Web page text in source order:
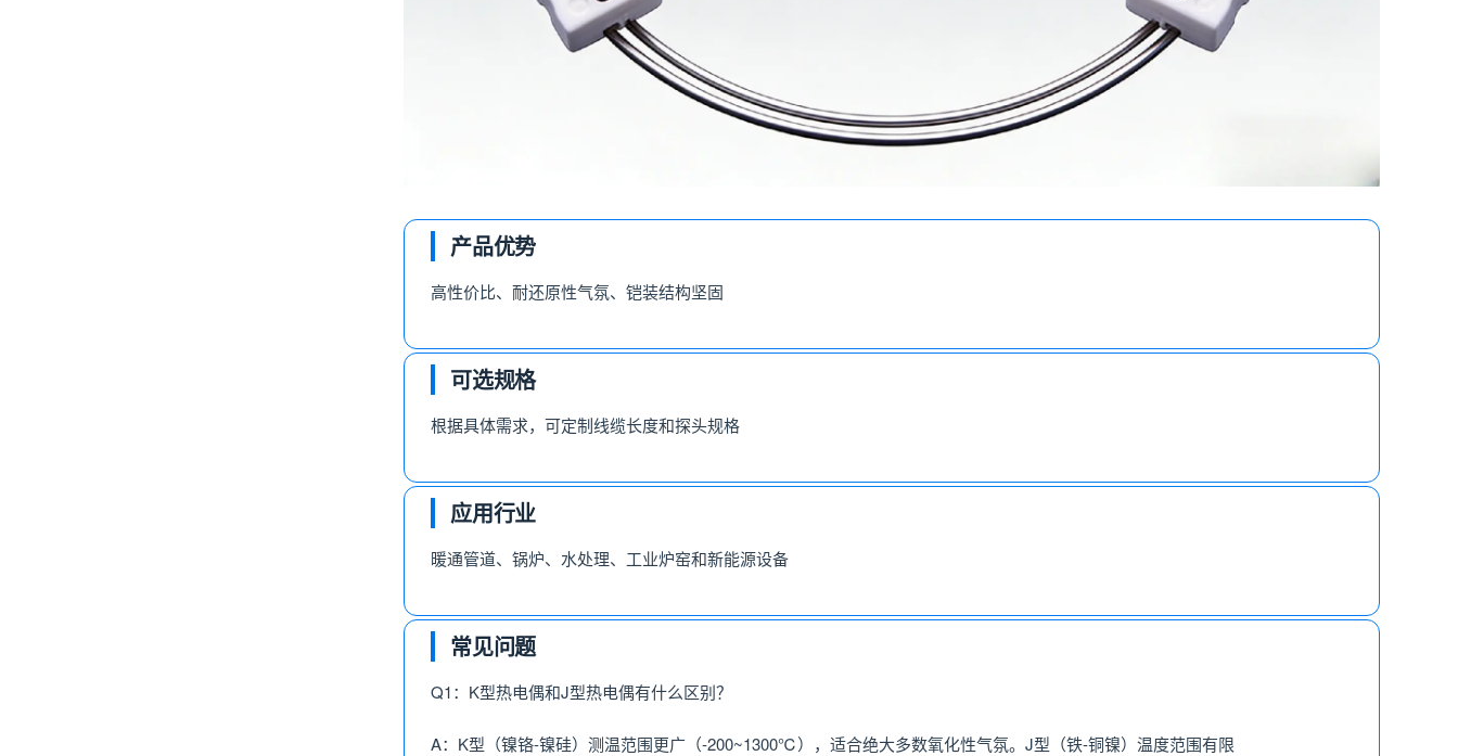
产品优势
高性价比、耐还原性气氛、铠装结构坚固
可选规格
根据具体需求，可定制线缆长度和探头规格
应用行业
暖通管道、锅炉、水处理、工业炉窑和新能源设备
常见问题
Q1：K型热电偶和J型热电偶有什么区别？
A：K型（镍铬-镍硅）测温范围更广（-200~1300℃），适合绝大多数氧化性气氛。J型（铁-铜镍）温度范围有限